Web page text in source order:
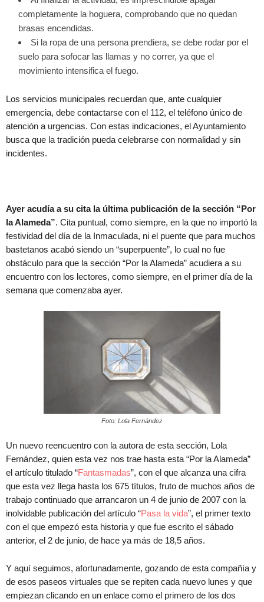
completamente la hoguera, comprobando que no quedan
brasas encendidas.
Si la ropa de una persona prendiera, se debe rodar por el
suelo para sofocar las llamas y no correr, ya que el
movimiento intensifica el fuego.
Los servicios municipales recuerdan que, ante cualquier
emergencia, debe contactarse con el 112, el teléfono único de
atención a urgencias. Con estas indicaciones, el Ayuntamiento
busca que la tradición pueda celebrarse con normalidad y sin
incidentes.
Ayer acudía a su cita la última publicación de la sección “Por
la Alameda”. Cita puntual, como siempre, en la que no importó la
festividad del día de la Inmaculada, ni el puente que para muchos
bastetanos acabó siendo un “superpuente”, lo cual no fue
obstáculo para que la sección “Por la Alameda” acudiera a su
encuentro con los lectores, como siempre, en el primer día de la
semana que comenzaba ayer.
Foto: Lola Fernández
Un nuevo reencuentro con la autora de esta sección, Lola
Fernández, quien esta vez nos trae hasta esta “Por la Alameda”
el artículo titulado “Fantasmadas”, con el que alcanza una cifra
que esta vez llega hasta los 675 títulos, fruto de muchos años de
trabajo continuado que arrancaron un 4 de junio de 2007 con la
inolvidable publicación del artículo “Pasa la vida”, el primer texto
con el que empezó esta historia y que fue escrito el sábado
anterior, el 2 de junio, de hace ya más de 18,5 años.
Y aquí seguimos, afortunadamente, gozando de esta compañía y
de esos paseos virtuales que se repiten cada nuevo lunes y que
empiezan clicando en un enlace como el primero de los dos